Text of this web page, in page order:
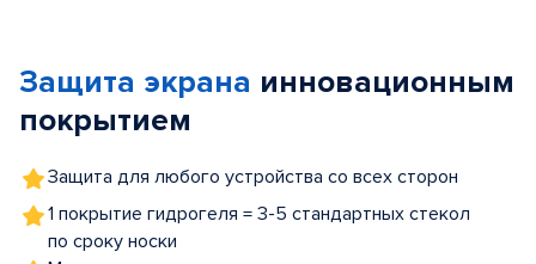
5
Защита экрана инновационным
покрытием
Защита для любого устройства со всех сторон
1 покрытие гидрогеля = 3-5 стандартных стекол
по сроку носки